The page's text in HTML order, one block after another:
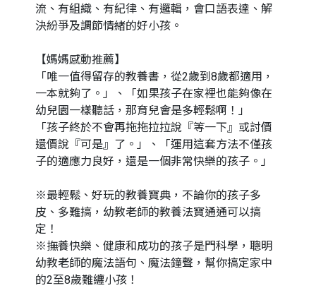
流、有組織、有紀律、有邏輯，會口語表達、解
決紛爭及調節情緒的好小孩。
【媽媽感動推薦】
「唯一值得留存的教養書，從2歲到8歲都適用，
一本就夠了。」、「如果孩子在家裡也能夠像在
幼兒園一樣聽話，那育兒會是多輕鬆啊！」
「孩子終於不會再拖拖拉拉說『等一下』或討價
還價說『可是』了。」、「運用這套方法不僅孩
子的適應力良好，還是一個非常快樂的孩子。」
※最輕鬆、好玩的教養寶典，不論你的孩子多
皮、多難搞，幼教老師的教養法寶通通可以搞
定！
※撫養快樂、健康和成功的孩子是門科學，聰明
幼教老師的魔法語句、魔法鐘聲，幫你搞定家中
的2至8歲難纏小孩！